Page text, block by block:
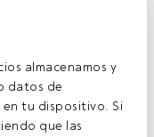
almacenamos y
datos de
tu dispositivo. Si
que las